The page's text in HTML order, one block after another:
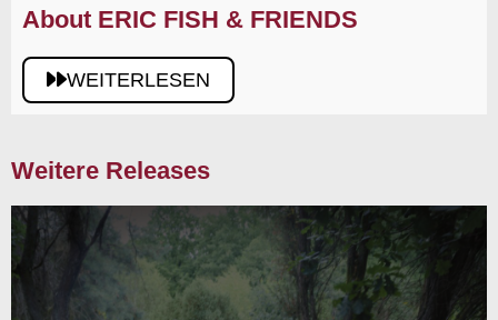
About ERIC FISH & FRIENDS
WEITERLESEN
Weitere Releases